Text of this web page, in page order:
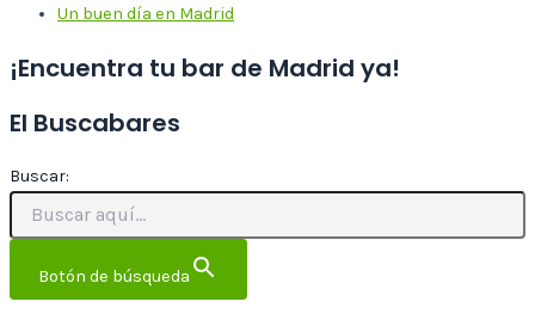
Un buen día en Madrid
¡Encuentra tu bar de Madrid ya!
El Buscabares
Buscar:
Botón de búsqueda